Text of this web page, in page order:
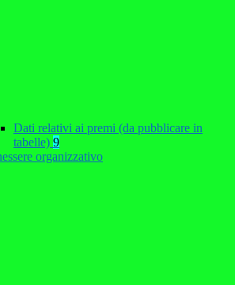
Dati relativi ai premi (da pubblicare in
tabelle) 9
organizzativo